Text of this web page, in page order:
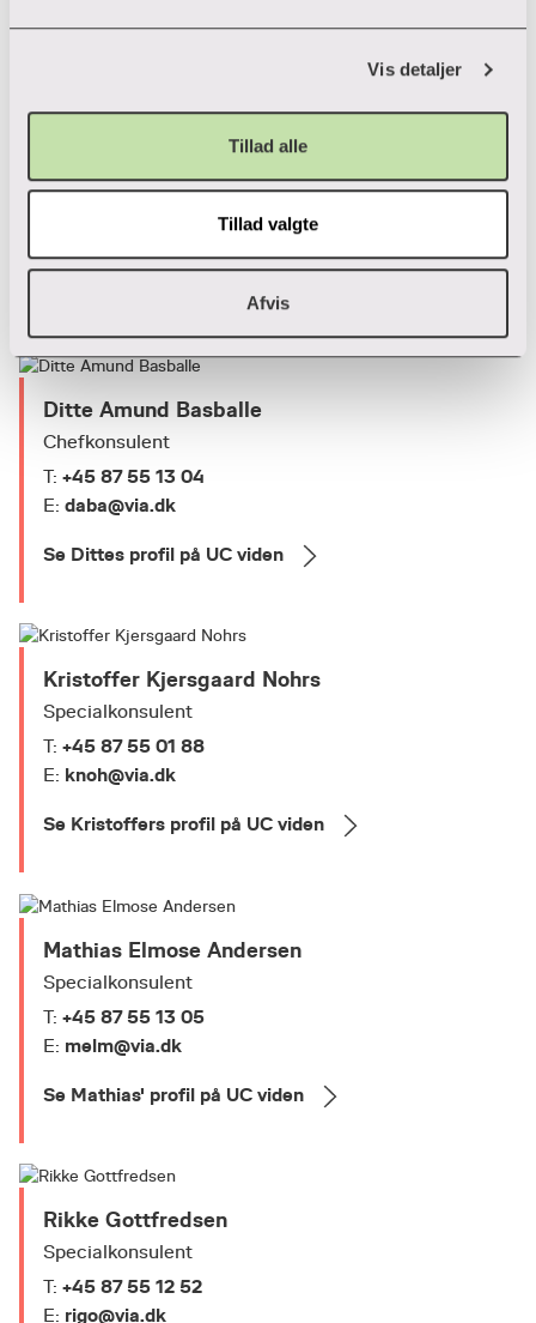
Vis detaljer
Tillad alle
Tillad valgte
Afvis
Specialkonsulent
E: coro@via.dk
Ditte Amund Basballe
Chefkonsulent
T: +45 87 55 13 04
E: daba@via.dk
Se Dittes profil på UC viden
Kristoffer Kjersgaard Nohrs
Specialkonsulent
T: +45 87 55 01 88
E: knoh@via.dk
Se Kristoffers profil på UC viden
Mathias Elmose Andersen
Specialkonsulent
T: +45 87 55 13 05
E: melm@via.dk
Se Mathias' profil på UC viden
Rikke Gottfredsen
Specialkonsulent
T: +45 87 55 12 52
E: rigo@via.dk